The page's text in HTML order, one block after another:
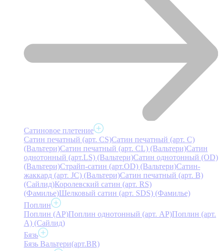
Сатиновое плетение
Сатин печатный (арт. СS)Сатин печатный (арт. С)
(Вальтери)Сатин печатный (арт. СL) (Вальтери)Сатин
однотонный (арт.LS) (Вальтери)Сатин однотонный (OD)
(Вальтери)Страйп-сатин (арт.OD) (Вальтери)Сатин-
жаккард (арт. JC) (Вальтери)Сатин печатный (арт. В)
(Сайлид)Королевский сатин (арт. RS)
(Фамилье)Шелковый сатин (арт. SDS) (Фамилье)
Поплин
Поплин (AP)Поплин однотонный (арт. AP)Поплин (арт.
А) (Сайлид)
Бязь
Бязь Вальтери(арт.BR)